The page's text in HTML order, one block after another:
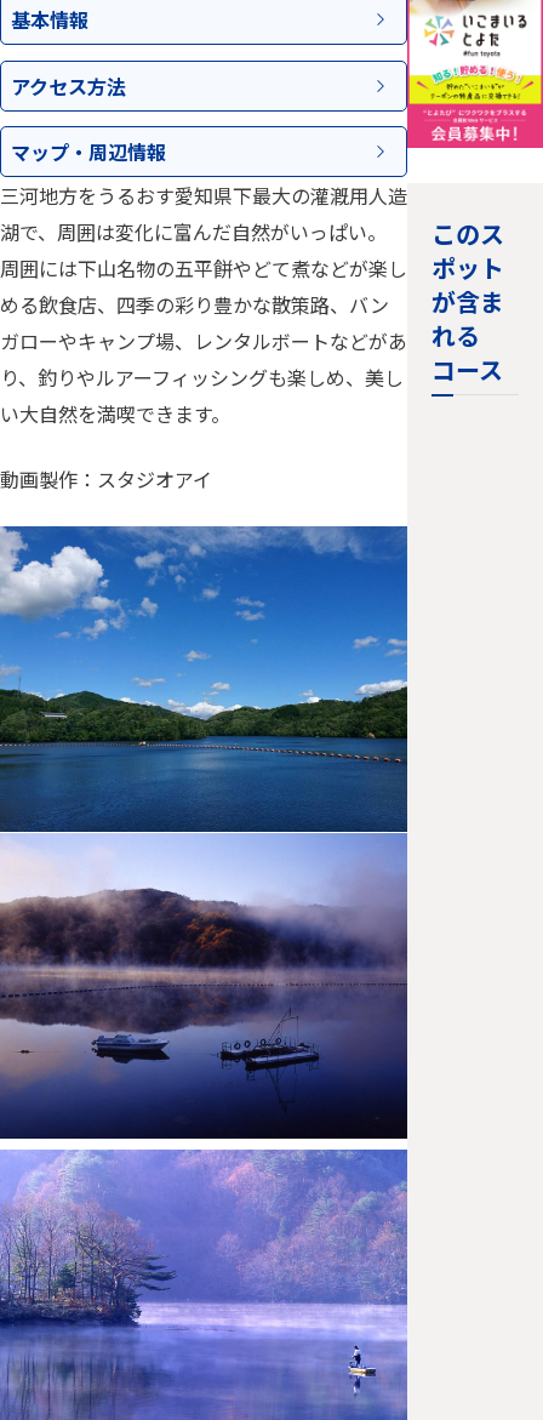
基本情報
アクセス方法
マップ・ 周辺情報
三河地方をうるおす愛知県下最大の灌漑用人造
湖で、周囲は変化に富んだ自然がいっぱい。
周囲には下山名物の五平餅やどて煮などが楽し
める飲食店、四季の彩り豊かな散策路、バン
ガローやキャンプ場、レンタルボートなどがあ
り、釣りやルアーフィッシングも楽しめ、美し
い大自然を満喫できます。
動画製作：スタジオアイ
このス
ポット
が含ま
れる
コース
ウォーキ
ング＆手
一年中四季
の移ろいを
感じられる
三河湖。秋
は紅葉を見
リングで
春景色を
巡るコー
にわたる散
策路「ふじ
の回廊」で
は、藤が満
開とな…
体験いっ
ぱい、と
よたの休
日。
特別なお休